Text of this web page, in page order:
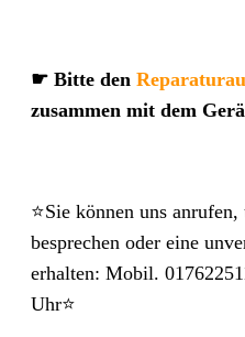
☛ Bitte den
zusammen mit dem
⭐Sie können uns
besprechen oder eine
erhalten: Mobil.
Uhr⭐